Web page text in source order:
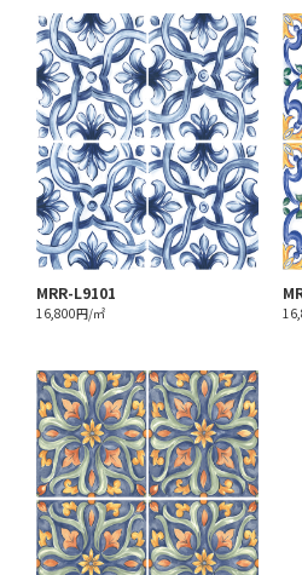
MRR-L9101
16,800円/㎡